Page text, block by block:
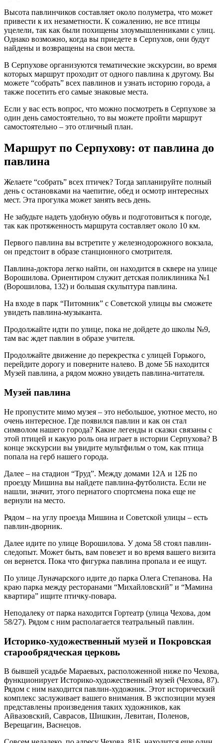
Высота павлинчиков составляет около полуметра, что может
привести к их незаметности. К сожалению, не все птицы
уцелели, так как были похищены злоумышленниками с улиц.
Однако возможно, когда вы приедете в Серпухов, они будут
найдены и возвращены на свои места.
В Серпухове организуются тематические экскурсии, во время
которых маршрут проходит от одного павлина к другому. Вы
можете “собрать” всех павлинов и узнать историю города, а
также посетить его самые знаковые места.
Если у вас есть вопрос, что можно посмотреть в Серпухове за
один день самостоятельно, то вы можете пройти маршрут
самостоятельно – это отличный план.
Маршрут по Серпухову: от павлина до
павлина
Желаете “собрать” всех птичек? Тогда запланируйте полный
день с остановками на чаепитие, обед и осмотр интересных
мест. Эта прогулка может занять весь день.
Не забудьте надеть удобную обувь и подготовиться к погоде,
так как протяженность маршрута составляет около 10 км.
Первого павлина вы встретите у железнодорожного вокзала,
он предстоит в образе станционного смотрителя.
Павлина-доктора легко найти, он находится в сквере на улице
Ворошилова. Ориентиром служит детская поликлиника №1
(Ворошилова, 132) и большая скульптура павлина.
На входе в парк “Питомник” с Советской улицы вы сможете
увидеть павлина-музыканта.
Продолжайте идти по улице, пока не дойдете до школы №9,
там вас ждет павлин в образе учителя.
Продолжайте движение до перекрестка с улицей Горького,
перейдите дорогу и поверните налево. В доме 5Б находится
Музей павлина, а рядом можно увидеть павлина-читателя.
Музей павлина
Не пропустите мимо музея – это небольшое, уютное место, но
очень интересное. Где появился павлин и как он стал
символом нашего города? Какие легенды и сказки связаны с
этой птицей и какую роль она играет в истории Серпухова? В
конце экскурсии вы увидите мультфильм о том, как птица
попала на герб нашего города.
Далее – на стадион “Труд”. Между домами 12А и 12Б по
проезду Мишина вы найдете павлина-футболиста. Если не
нашли, значит, этого пернатого спортсмена пока еще не
вернули на место.
Рядом – на углу проезда Мишина и Советской улицы – есть
павлин-дворник.
Далее идите по улице Ворошилова. У дома 58 стоял павлин-
следопыт. Может быть, вам повезет и во время вашего визита
он вернется. Пока что фигурка павлина пропала и ее ищут.
По улице Луначарского идите до парка Олега Степанова. На
краю парка между ресторанами “Михайловский” и “Мамина
квартира” ищите птичку-повара.
Неподалеку от парка находится Гортеатр (улица Чехова, дом
58/27). Рядом с ним располагается театральный павлин.
Историко-художественный музей и Покровская
старообрядческая церковь
В бывшей усадьбе Мараевых, расположенной ниже по Чехова,
функционирует Историко-художественный музей (Чехова, 87).
Рядом с ним находится павлин-художник. Этот исторический
комплекс заслуживает вашего внимания. В экспозиции музея
представлены произведения таких художников, как
Айвазовский, Саврасов, Шишкин, Левитан, Поленов,
Верещагин, Васнецов.